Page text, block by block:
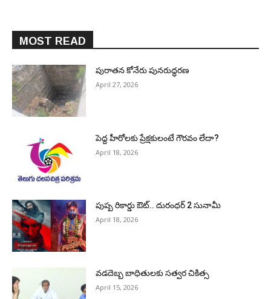
MOST READ
పురాత‌న కోనేరు పున‌రుద్ధ‌ర‌ణ
April 27, 2026
పెద్ద హీరోల‌కు ప్రేక్ష‌కులంటే గౌర‌వం లేదా?
April 18, 2026
పుష్ప రికార్డు ఔట్‌.. దురంధ‌ర్ 2 సునామీ
April 18, 2026
వడదెబ్బ బాధితులకు సత్వర చికిత్స
April 15, 2026